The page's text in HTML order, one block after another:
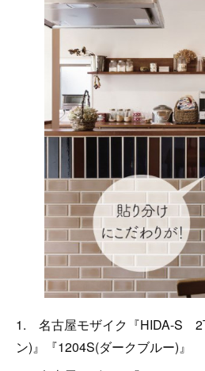
1. 名古屋モザイク『HIDA-S 2
ン)』『1204S(ダークブルー)』